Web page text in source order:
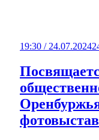
19:30 / 24.07.2024